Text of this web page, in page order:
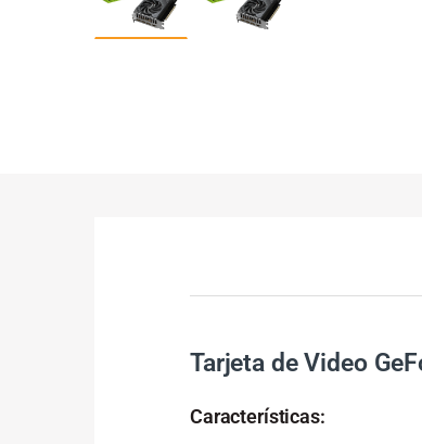
Tarjeta de Video
Características: